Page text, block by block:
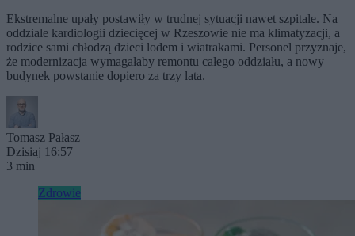
Ekstremalne upały postawiły w trudnej sytuacji nawet szpitale. Na
oddziale kardiologii dziecięcej w Rzeszowie nie ma klimatyzacji, a
rodzice sami chłodzą dzieci lodem i wiatrakami. Personel przyznaje,
że modernizacja wymagałaby remontu całego oddziału, a nowy
budynek powstanie dopiero za trzy lata.
Tomasz Pałasz
Dzisiaj 16:57
3 min
Zdrowie